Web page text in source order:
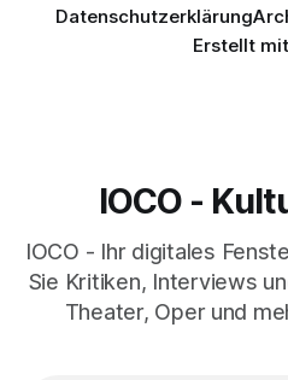
Datenschutzerklärung
Erstellt mit
IOCO -
IOCO - Ihr digitales
Sie Kritiken, Interviews
Theater, Oper und